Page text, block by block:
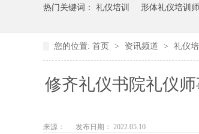
热门关键词： 礼仪培训 形体礼仪培训
您的位置: 首页 > 资讯频道 > 礼仪
修齐礼仪书院礼仪
来源： 发布日期： 2022.05.10